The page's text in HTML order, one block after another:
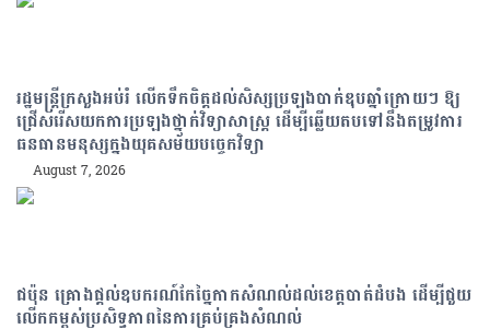
រដ្ឋមន្រ្តីក្រសួងអប់រំ លើកទឹកចិត្តដល់សិស្សប្រឡងបាក់ឌុបឆ្នាំក្រោយៗ ឱ្យ
ជ្រើសរើសយកការប្រឡងថ្នាក់វិទ្យាសាស្ត្រ ដើម្បីឆ្លើយតបទៅនឹងតម្រូវការ
ធនធានមនុស្សក្នុងយុគសម័យបច្ចេកវិទ្យា
August 7, 2026
ជប៉ុន គ្រោងផ្តល់ឧបករណ៍កែច្នៃកាកសំណល់ដល់ខេត្តបាត់ដំបង ដើម្បីជួយ
លើកកម្ពស់ប្រសិទ្ធភាពនៃការគ្រប់គ្រងសំណល់